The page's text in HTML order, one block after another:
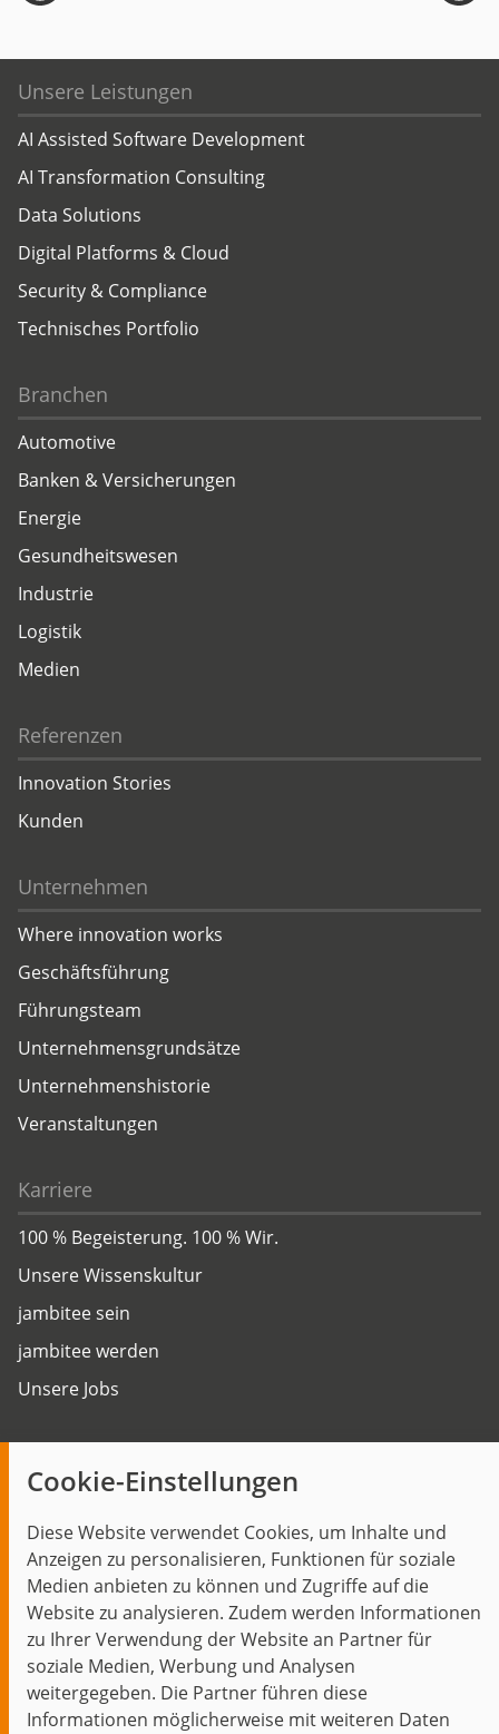
Cookie-Einstellungen
Diese Website verwendet Cookies, um Inhalte und
Anzeigen zu personalisieren, Funktionen für soziale
Medien anbieten zu können und Zugriffe auf die
Website zu analysieren. Zudem werden Informationen
zu Ihrer Verwendung der Website an Partner für
soziale Medien, Werbung und Analysen
weitergegeben. Die Partner führen diese
Informationen möglicherweise mit weiteren Daten
Unsere Leistungen
AI Assisted Software Development
AI Transformation Consulting
Data Solutions
Digital Platforms & Cloud
Security & Compliance
Technisches Portfolio
Branchen
Automotive
Banken & Versicherungen
Energie
Gesundheitswesen
Industrie
Logistik
Medien
Referenzen
Innovation Stories
Kunden
Unternehmen
Where innovation works
Geschäftsführung
Führungsteam
Unternehmensgrundsätze
Unternehmenshistorie
Veranstaltungen
Karriere
100 % Begeisterung. 100 % Wir.
Unsere Wissenskultur
jambitee sein
jambitee werden
Unsere Jobs
Themen im Fokus
Events
Start Datenschutz Impressum
Kontakt